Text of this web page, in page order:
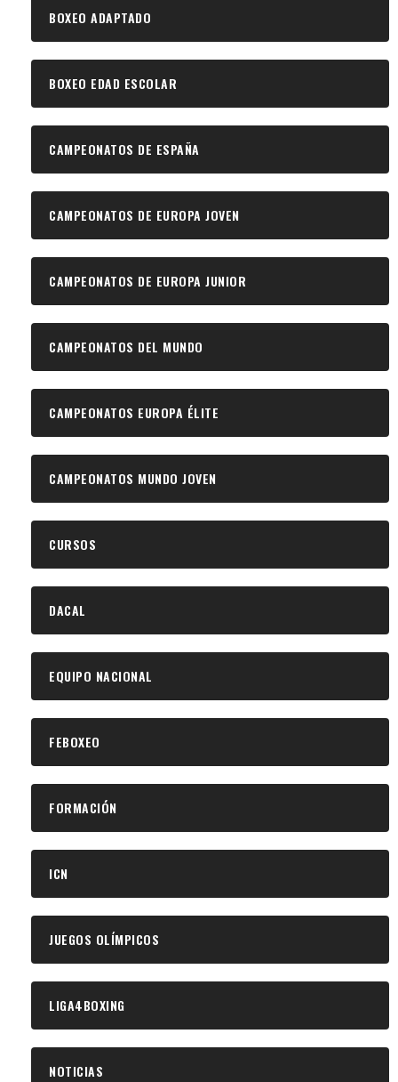
BOXEO ADAPTADO
BOXEO EDAD ESCOLAR
CAMPEONATOS DE ESPAÑA
CAMPEONATOS DE EUROPA JOVEN
CAMPEONATOS DE EUROPA JUNIOR
CAMPEONATOS DEL MUNDO
CAMPEONATOS EUROPA ÉLITE
CAMPEONATOS MUNDO JOVEN
CURSOS
DACAL
EQUIPO NACIONAL
FEBOXEO
FORMACIÓN
ICN
JUEGOS OLÍMPICOS
LIGA4BOXING
NOTICIAS